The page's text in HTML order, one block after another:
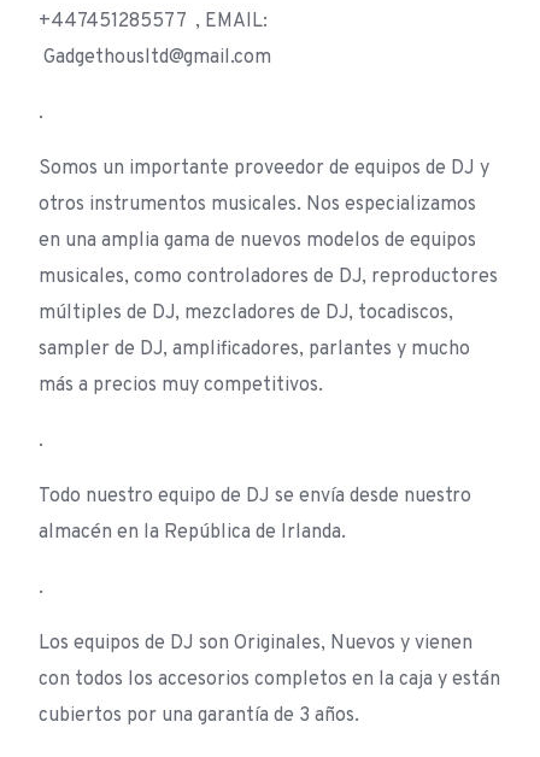
+447451285577 , EMAIL:
Gadgethousltd@gmail.com
.
Somos un importante proveedor de equipos de DJ y
otros instrumentos musicales. Nos especializamos
en una amplia gama de nuevos modelos de equipos
musicales, como controladores de DJ, reproductores
múltiples de DJ, mezcladores de DJ, tocadiscos,
sampler de DJ, amplificadores, parlantes y mucho
más a precios muy competitivos.
.
Todo nuestro equipo de DJ se envía desde nuestro
almacén en la República de Irlanda.
.
Los equipos de DJ son Originales, Nuevos y vienen
con todos los accesorios completos en la caja y están
cubiertos por una garantía de 3 años.